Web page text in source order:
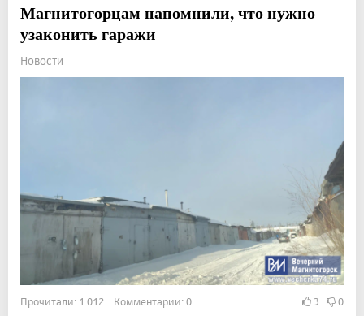
Магнитогорцам напомнили, что нужно
узаконить гаражи
Новости
Прочитали: 1 012 Комментарии: 0 3 0